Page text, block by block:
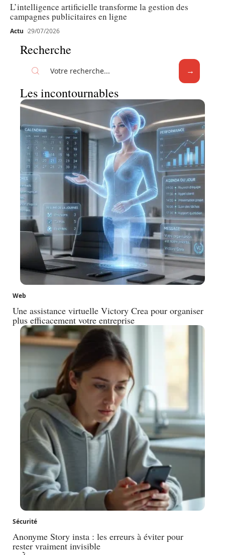
L’intelligence artificielle transforme la gestion des
campagnes publicitaires en ligne
Actu 29/07/2026
Recherche
Les incontournables
Web
Une assistance virtuelle Victory Crea pour organiser
plus efficacement votre entreprise
Sécurité
Anonyme Story insta : les erreurs à éviter pour
rester vraiment invisible